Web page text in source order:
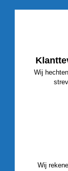
Wij
Wij